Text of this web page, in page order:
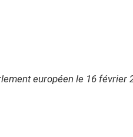
européen le 16 février